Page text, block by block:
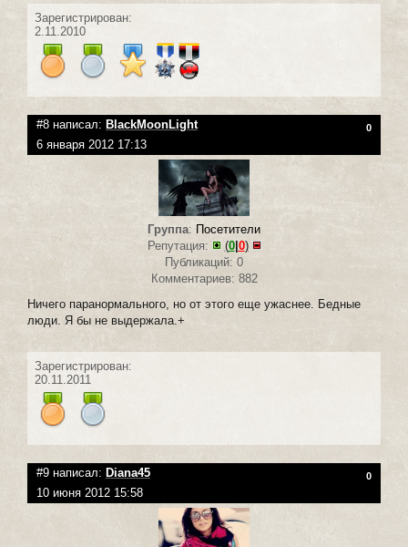
Зарегистрирован:
2.11.2010
#8 написал: BlackMoonLight 0
6 января 2012 17:13
Группа: Посетители
Репутация:
(0| 0)
Публикаций: 0
Комментариев: 882
Ничего паранормального, но от этого еще ужаснее. Бедные
люди. Я бы не выдержала.+
Зарегистрирован:
20.11.2011
#9 написал: Diana45 0
10 июня 2012 15:58